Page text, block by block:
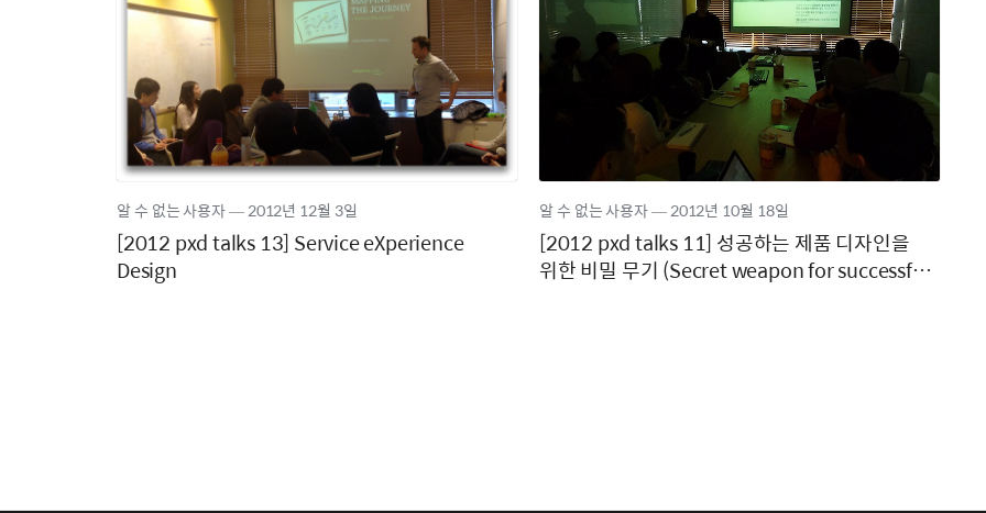
[2012 pxd talks 13] Service eXperience
Design
알 수 없는 사용자―2012년 12월 3일
[2012 pxd talks 11] 성공하는 제품 디자인을
위한 비밀 무기 (Secret weapon for successful
알 수 없는 사용자―2012년 10월 18일